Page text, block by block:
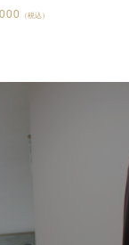
（税込）